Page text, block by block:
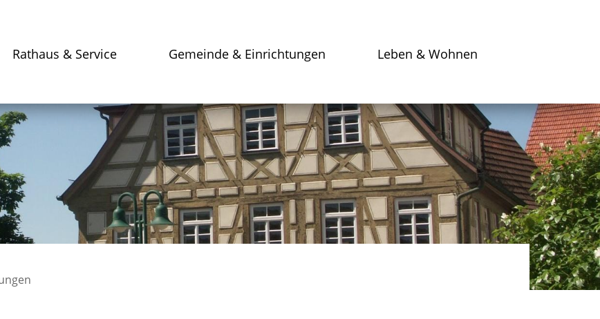
Rathaus & Service Gemeinde & Einrichtungen Leben & Wohnen